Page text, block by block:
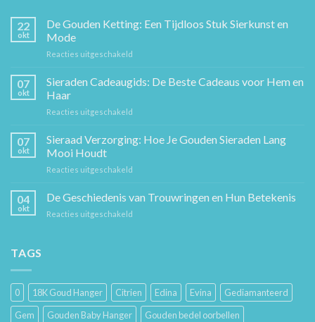
22
okt
De Gouden Ketting: Een Tijdloos Stuk Sierkunst en
Mode
Reacties uitgeschakeld
Gouden
Sierkunst
07
okt
Sieraden Cadeaugids: De Beste Cadeaus voor Hem en
Haar
Reacties uitgeschakeld
Cadeaugids:
De
Hem
07
okt
Sieraad Verzorging: Hoe Je Gouden Sieraden Lang
Mooi Houdt
Reacties uitgeschakeld
Verzorging:
04
okt
De Geschiedenis van Trouwringen en Hun Betekenis
Reacties uitgeschakeld
Hun
Betekenis
TAGS
0 18K Goud Hanger Citrien Edina Evina
Gediamanteerd
Gem
Gouden Baby Hanger
Gouden bedel oorbellen